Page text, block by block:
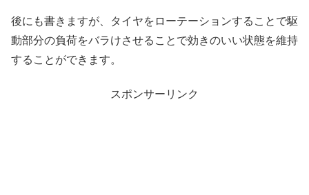
後にも書きますが、タイヤをローテーションすることで駆
動部分の負荷をバラけさせることで効きのいい状態を維持
することができます。
スポンサーリンク